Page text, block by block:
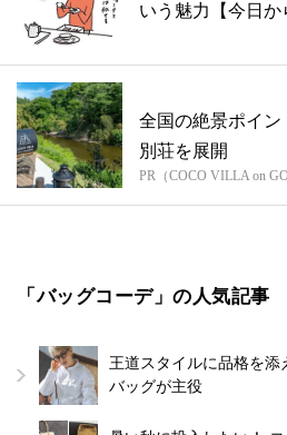
いう魅力【今日
全国の絶景ポイ
別荘を展開
PR（COCO VILLA on
「バッグコーデ」の人気記事
王道スタイルに品格を添
バッグが主役